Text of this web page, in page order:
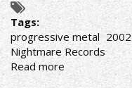
Tags:
progressive metal 2002
Nightmare Records
Read moreabout
Visionary-